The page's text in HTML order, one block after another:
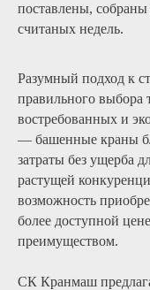
поставлены,
считаных недель.
Разумный подход к
правильного
востребованных и
— башенные краны б/
затраты без ущерба
растущей
возможность
более доступной
преимуществом.
СК Кранмаш